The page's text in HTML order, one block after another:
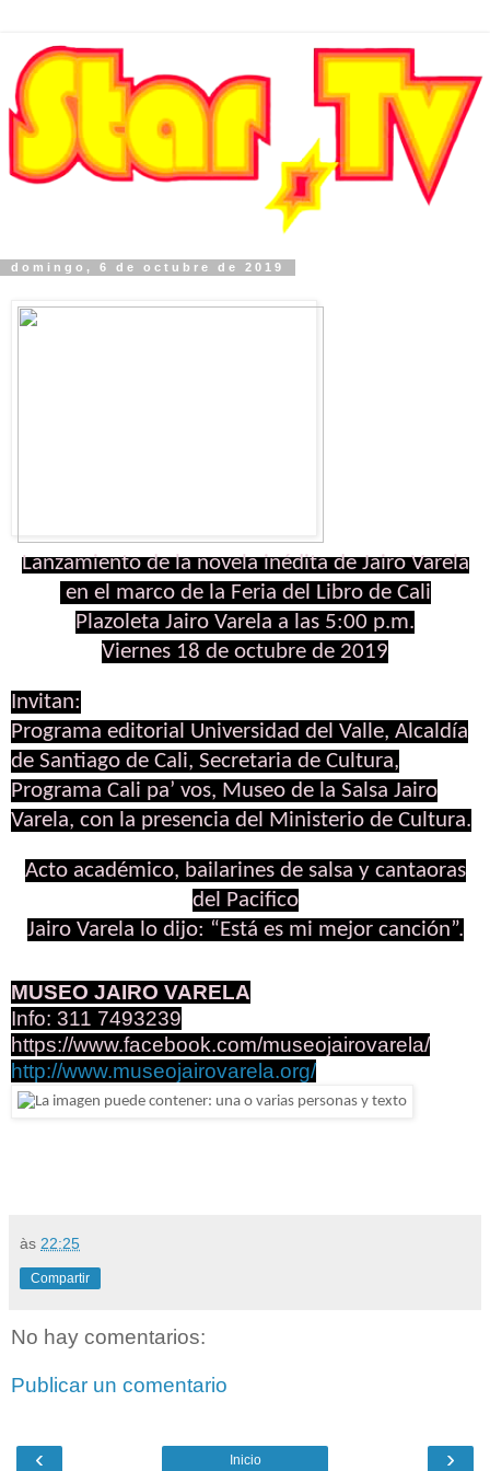
domingo, 6 de octubre de 2019
Lanzamiento de la novela inédita de Jairo Varela
en el marco de la Feria del Libro de Cali
Plazoleta Jairo Varela a las 5:00 p.m.
Viernes 18 de octubre de 2019
Invitan:
Programa editorial Universidad del Valle, Alcaldía
de Santiago de Cali, Secretaria de Cultura,
Programa Cali pa’ vos, Museo de la Salsa Jairo
Varela, con la presencia del Ministerio de Cultura.
Acto académico, bailarines de salsa y cantaoras
del Pacifico
Jairo Varela lo dijo: “Está es mi mejor canción”.
MUSEO JAIRO VARELA
Info: 311 7493239
https://www.facebook.com/museojairovarela/
http://www.museojairovarela.org/
às 22:25
Compartir
No hay comentarios:
Publicar un comentario
‹ ›
Inicio